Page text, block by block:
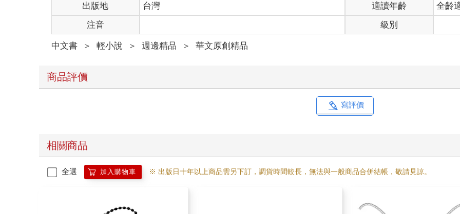
出版地 台灣 適讀年齡
全齡
注音
級別
中文書 ＞ 輕小說 ＞ 週邊精品 ＞ 華文原創精品
商品評價
寫評價
相關商品
全選 加入購物車 ※ 出版日十年以上商品需另下訂，調貨時間較長，無法與一般商品合併結帳，敬請見諒。